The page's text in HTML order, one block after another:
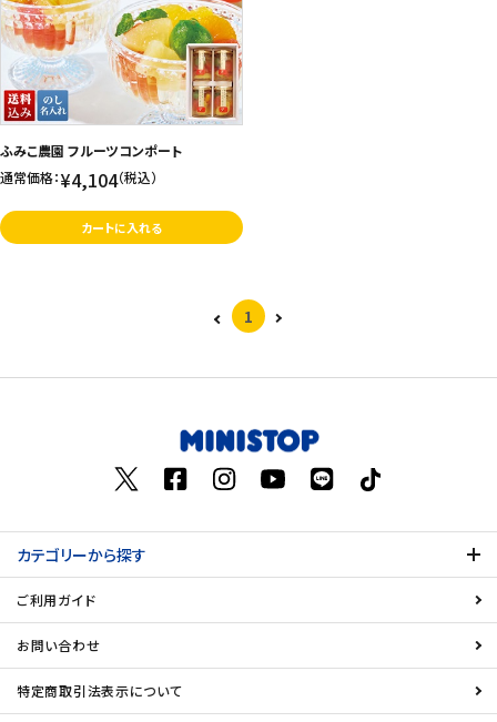
ふみこ農園 フルーツコンポート
通常価格：¥4,104（税込）
カートに入れる
1
カテゴリーから探す
ご利用ガイド
お問い合わせ
特定商取引法表示について